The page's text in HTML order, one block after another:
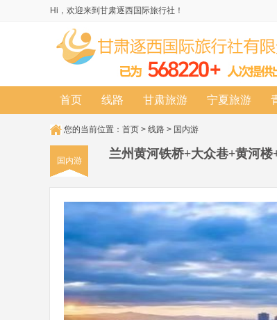
Hi，欢迎来到甘肃逐西国际旅行社！
首页 线路 甘肃旅游 宁夏旅游
您的当前位置： 首页 > 线路 > 国内游
国内游 兰州黄河铁桥+大众巷+黄河楼